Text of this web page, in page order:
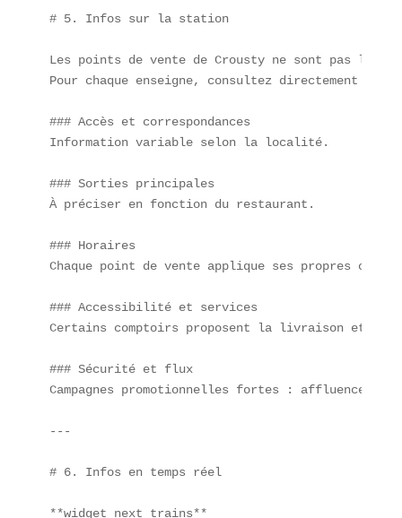
# 5. Infos sur la station
Les points de vente de Crousty ne sont pas
Pour chaque enseigne, consultez directement
### Accès et correspondances
Information variable selon la localité.
### Sorties principales
À préciser en fonction du restaurant.
### Horaires
Chaque point de vente applique ses propres
### Accessibilité et services
Certains comptoirs proposent la livraison et le
### Sécurité et flux
Campagnes promotionnelles fortes : affluences
---
# 6. Infos en temps réel
**widget_next_trains**